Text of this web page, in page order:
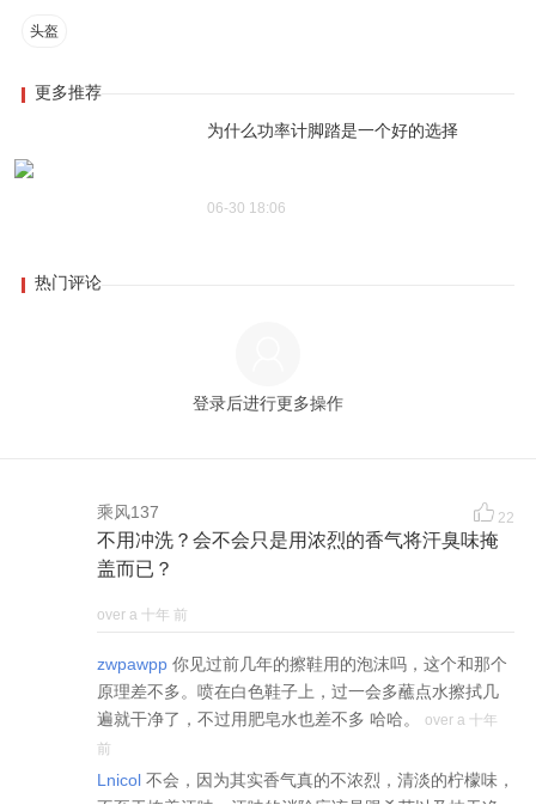
头盔
更多推荐
为什么功率计脚踏是一个好的选择
06-30 18:06
热门评论
登录后进行更多操作
乘风137 22
不用冲洗？会不会只是用浓烈的香气将汗臭味掩
盖而已？
over a 十年 前
zwpawpp 你见过前几年的擦鞋用的泡沫吗，这个和那个
原理差不多。喷在白色鞋子上，过一会多蘸点水擦拭几
遍就干净了，不过用肥皂水也差不多 哈哈。
over a 十年
前
Lnicol 不会，因为其实香气真的不浓烈，清淡的柠檬味，